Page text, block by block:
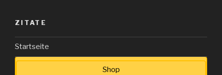
ZITATE
Startseite
Shop